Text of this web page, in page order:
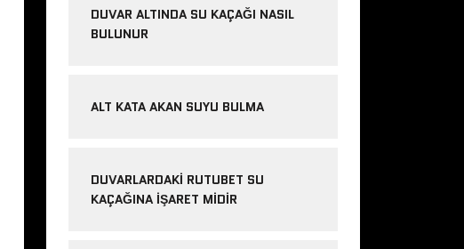
DUVAR ALTINDA SU KAÇAĞI NASIL
BULUNUR
ALT KATA AKAN SUYU BULMA
DUVARLARDAKI RUTUBET SU
KAÇAĞINA İŞARET MIDIR